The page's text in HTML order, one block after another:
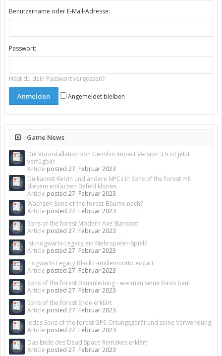
Benutzername oder E-Mail-Adresse:
Passwort:
Hast du dein Passwort vergessen?
Angemeldet bleiben
Game News
Die Vorinstallation von Genshin Impact Version 3.5 ist jetzt
verfügbar
Article posted 27. Februar 2023
Du kannst Kelvin und andere NPCs in Sons of the forest mit
diesem einfachen Befehl klonen
Article posted 27. Februar 2023
Wachsen Sons of the forest-Bäume nach?
Article posted 27. Februar 2023
Sons of the forest Modern Axe Standort
Article posted 27. Februar 2023
Ist Hogwarts-Legacy ein Mehrspieler-Spiel?
Article posted 27. Februar 2023
Hogwarts Legacy Black Familienmotto erklärt
Article posted 27. Februar 2023
Sons of the forest Bauanleitung - wie man seine Basis baut
Article posted 27. Februar 2023
Sons of the forest Ende erklärt
Article posted 27. Februar 2023
Jedes Sons of the forest GPS-Ortungsgerät und seine Verwendung
Article posted 27. Februar 2023
Das Ende des Dead Space Remakes erklärt
Article posted 27. Februar 2023